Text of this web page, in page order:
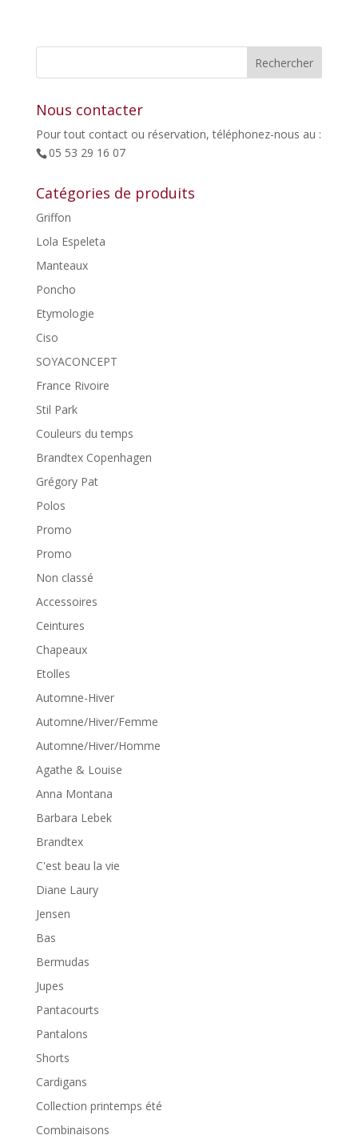
était : est :
Nous contacter
Pour tout contact ou réservation, téléphonez-nous au :
05 53 29 16 07
Catégories de produits
Griffon
Lola Espeleta
Manteaux
Poncho
Etymologie
Ciso
SOYACONCEPT
France Rivoire
Stil Park
Couleurs du temps
Brandtex Copenhagen
Grégory Pat
Polos
Promo
Promo
Non classé
Accessoires
Ceintures
Chapeaux
Etolles
Automne-Hiver
Automne/Hiver/Femme
Automne/Hiver/Homme
Agathe & Louise
Anna Montana
Barbara Lebek
Brandtex
C'est beau la vie
Diane Laury
Jensen
Bas
Bermudas
Jupes
Pantacourts
Pantalons
Shorts
Cardigans
Collection printemps été
Combinaisons